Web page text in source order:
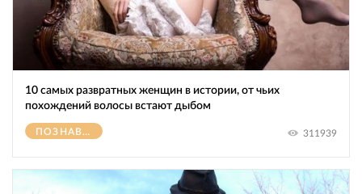
10 самых развратных женщин в истории, от чьих
похождений волосы встают дыбом
ПОЗНАВАТЕЛЬНОЕ 311939